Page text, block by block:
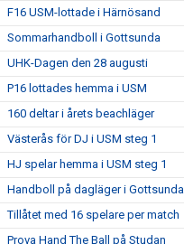
F16 USM-lottade i Härnösand
Sommarhandboll i Gottsunda
UHK-Dagen den 28 augusti
P16 lottades hemma i USM
160 deltar i årets beachläger
Västerås för DJ i USM steg 1
HJ spelar hemma i USM steg 1
Handboll på dagläger i Gottsunda
Tillåtet med 16 spelare per match
Prova Hand The Ball på Studan